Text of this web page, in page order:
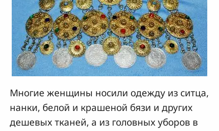
Многие женщины носили одежду из ситца,
нанки, белой и крашеной бязи и других
дешевых тканей, а из головных уборов в